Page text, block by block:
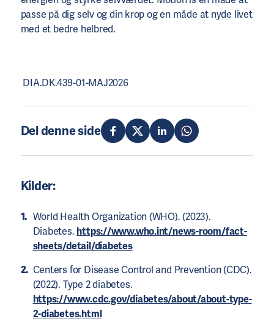
passe på dig selv og din krop og en måde at nyde livet
med et bedre helbred.
DIA.DK.439-01-MAJ2026
Del denne side
Kilder:
World Health Organization (WHO). (2023).
Diabetes. https://www.who.int/news-room/fact-
sheets/detail/diabetes
Centers for Disease Control and Prevention (CDC).
(2022). Type 2 diabetes.
https://www.cdc.gov/diabetes/about/about-type-
2-diabetes.html